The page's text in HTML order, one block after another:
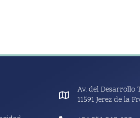
Av. del Desarrollo
11591 Jerez de la